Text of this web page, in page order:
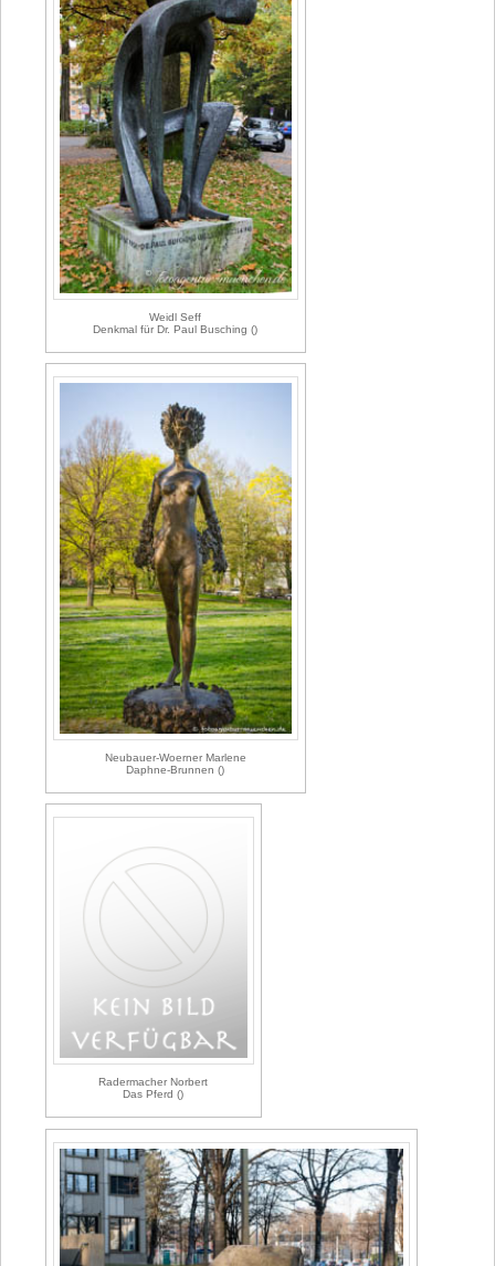
Weidl Seff
Denkmal für Dr. Paul Busching ()
Neubauer-Woerner Marlene
Daphne-Brunnen ()
Radermacher Norbert
Das Pferd ()